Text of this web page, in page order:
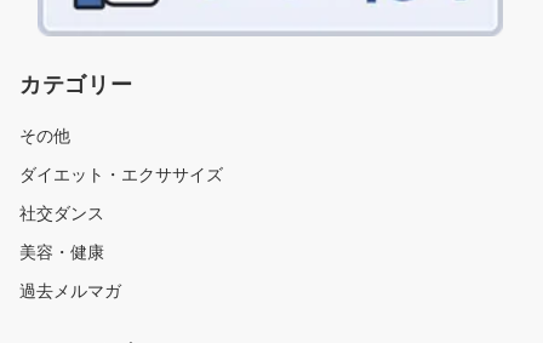
カテゴリー
その他
ダイエット・エクササイズ
社交ダンス
美容・健康
過去メルマガ